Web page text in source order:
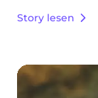
Story lesen